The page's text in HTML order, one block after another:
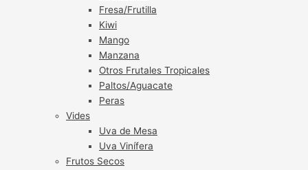
Fresa/Frutilla
Kiwi
Mango
Manzana
Otros Frutales Tropicales
Paltos/Aguacate
Peras
Vides
Uva de Mesa
Uva Vinífera
Frutos Secos